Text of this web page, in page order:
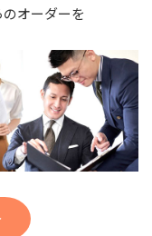
オーダーを